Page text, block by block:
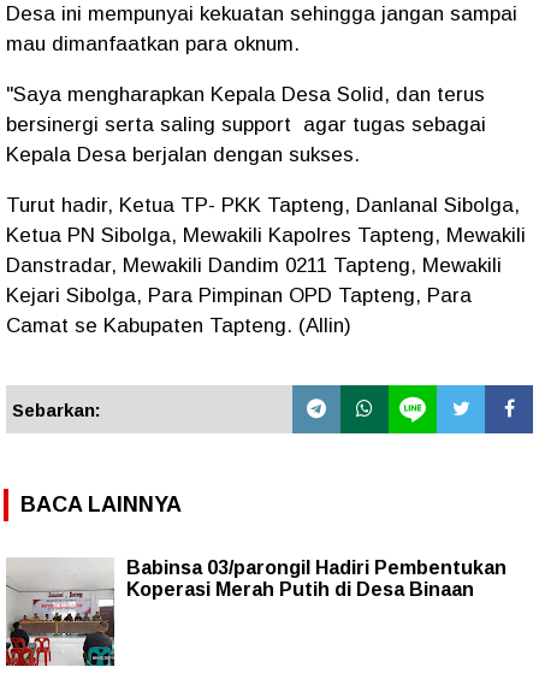
Desa ini mempunyai kekuatan sehingga jangan sampai
mau dimanfaatkan para oknum.
"Saya mengharapkan Kepala Desa Solid, dan terus
bersinergi serta saling support agar tugas sebagai
Kepala Desa berjalan dengan sukses.
Turut hadir, Ketua TP- PKK Tapteng, Danlanal Sibolga,
Ketua PN Sibolga, Mewakili Kapolres Tapteng, Mewakili
Danstradar, Mewakili Dandim 0211 Tapteng, Mewakili
Kejari Sibolga, Para Pimpinan OPD Tapteng, Para
Camat se Kabupaten Tapteng. (Allin)
Sebarkan:
BACA LAINNYA
Babinsa 03/parongil Hadiri Pembentukan
Koperasi Merah Putih di Desa Binaan